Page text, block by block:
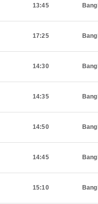
13:45
17:25
14:30
14:35
14:50
14:45
15:10